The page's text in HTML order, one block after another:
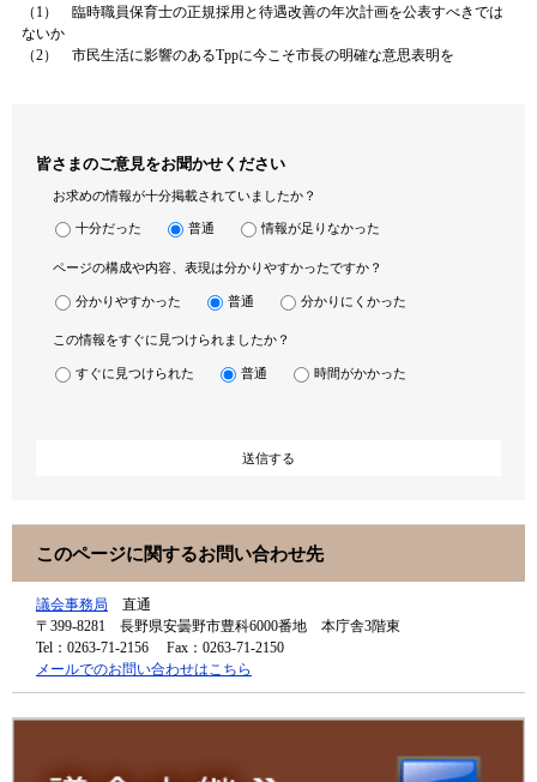
（1） 臨時職員保育士の正規採用と待遇改善の年次計画を公表すべきでは
ないか
（2） 市民生活に影響のあるTppに今こそ市長の明確な意思表明を
皆さまのご意見をお聞かせください
お求めの情報が十分掲載されていましたか？
十分だった 普通 情報が足りなかった
ページの構成や内容、表現は分かりやすかったですか？
分かりやすかった 普通 分かりにくかった
この情報をすぐに見つけられましたか？
すぐに見つけられた 普通 時間がかかった
このページに関するお問い合わせ先
議会事務局
直通
〒399-8281
長野県安曇野市豊科6000番地 本庁舎3階東
Tel：0263-71-2156
Fax：0263-71-2150
メールでのお問い合わせはこちら